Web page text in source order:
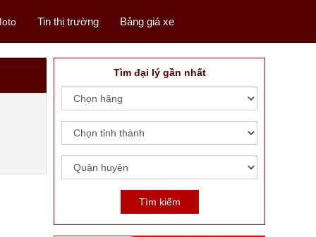
Tin thị trường Bảng giá xe
Tìm đại lý gần nhất